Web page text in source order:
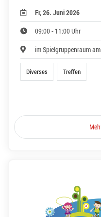
Fr, 26. Juni 2026
09:00 - 11:00 Uhr
im Spielgruppenraum
Diverses Treffen